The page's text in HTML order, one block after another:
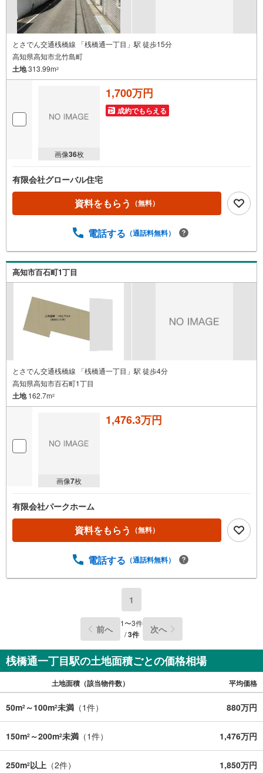
とさでん交通桟橋線 「桟橋通一丁目」駅 徒歩15分
高知県高知市北竹島町
土地313.99m2
画像36枚
1,700万円
成約でもらえる
有限会社グローバル住宅
資料をもらう （無料）
電話する （通話料無料）
高知市百石町1丁目
とさでん交通桟橋線 「桟橋通一丁目」駅 徒歩4分
高知県高知市百石町1丁目
土地162.7m2
画像7枚
1,476.3万円
有限会社パークホーム
資料をもらう （無料）
電話する （通話料無料）
1
前へ 1〜3件
/3件 次へ
桟橋通一丁目駅の土地面積ごとの価格相場
土地面積（該当物件数） 平均価格
50m2 ～100m2未満 （1件） 880万円
150m2 ～200m2未満 （1件） 1,476万円
250m2以上 （2件） 1,850万円